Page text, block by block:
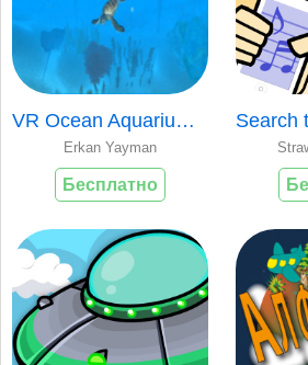
VR Ocean Aquarium 3D
Erkan Yayman
Бесплатно